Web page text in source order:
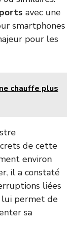
avec une
smartphones
pour les
chauffe plus
de cette
environ
il a constaté
liées
lui permet de
sa